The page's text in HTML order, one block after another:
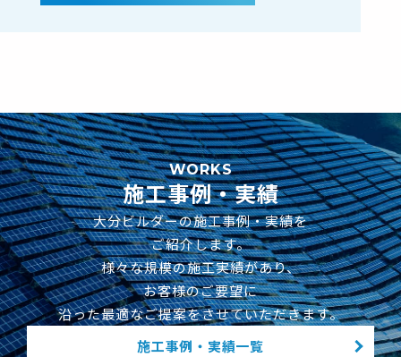
施工事例・実績
大分ビルダーの施工事例・実績を
ご紹介します。
様々な規模の施工実績があり、
お客様のご要望に
沿った最適なご提案をさせていただきます。
施工事例・実績一覧